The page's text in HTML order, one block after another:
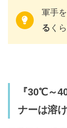
軍手
る く
『30℃～
ナーは溶